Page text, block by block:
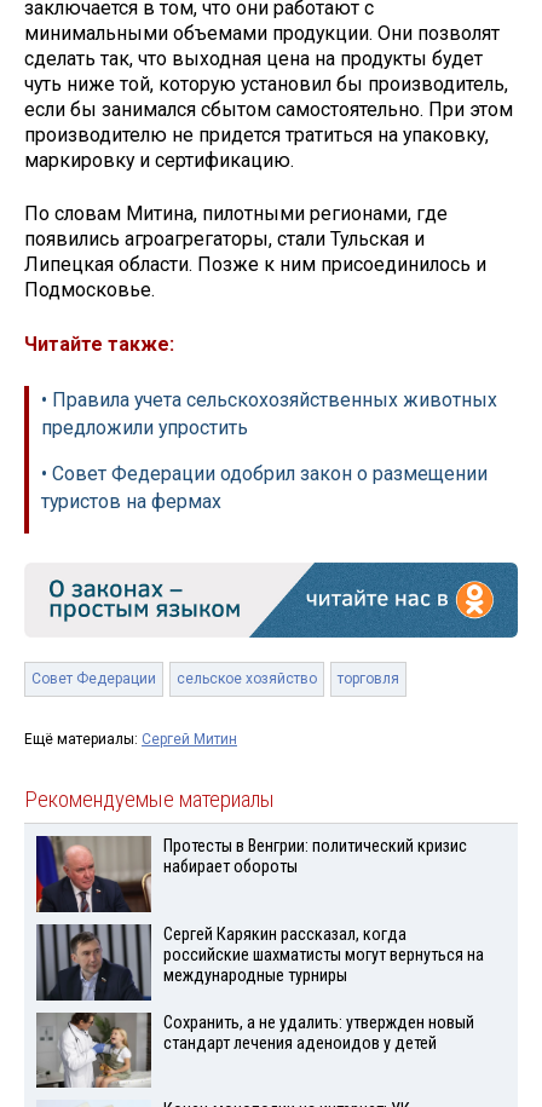
заключается в том, что они работают с
минимальными объемами продукции. Они позволят
сделать так, что выходная цена на продукты будет
чуть ниже той, которую установил бы производитель,
если бы занимался сбытом самостоятельно. При этом
производителю не придется тратиться на упаковку,
маркировку и сертификацию.
По словам Митина, пилотными регионами, где
появились агроагрегаторы, стали Тульская и
Липецкая области. Позже к ним присоединилось и
Подмосковье.
Читайте также:
• Правила учета сельскохозяйственных животных
предложили упростить
• Совет Федерации одобрил закон о размещении
туристов на фермах
Совет Федерации сельское хозяйство торговля
Ещё материалы: Сергей Митин
Рекомендуемые материалы
Протесты в Венгрии: политический кризис
набирает обороты
Сергей Карякин рассказал, когда
российские шахматисты могут вернуться на
международные турниры
Сохранить, а не удалить: утвержден новый
стандарт лечения аденоидов у детей